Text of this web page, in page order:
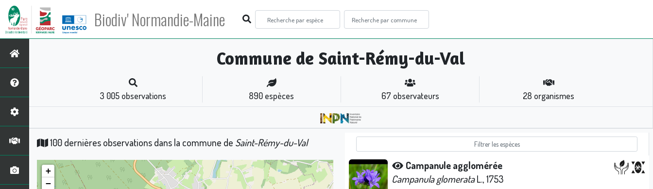
Biodiv' Normandie-Maine
Commune de Saint-Rémy-du-Val
3 005 observations 890 espèces 67 observateurs 28 organismes
100 dernières observations dans la commune de Saint-Rémy-du-Val
+
−
Campanule agglomérée
Campanula glomerataL., 1753